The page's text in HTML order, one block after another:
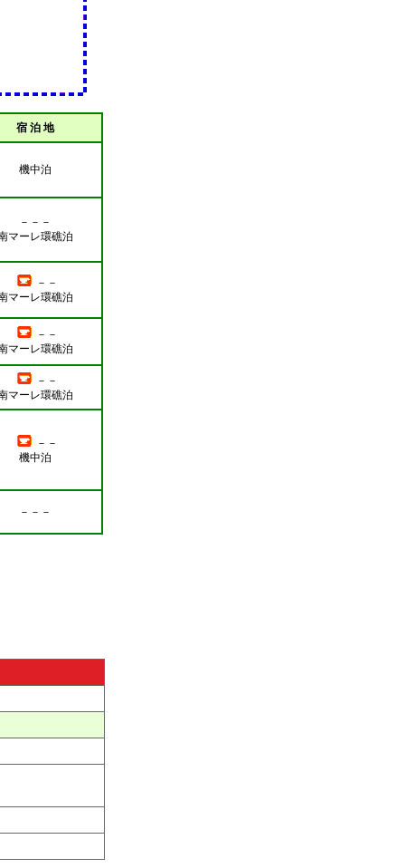
宿 泊 地
機中泊
－－－
マーレ環礁泊
－－
マーレ環礁泊
－－
マーレ環礁泊
－－
マーレ環礁泊
－－
機中泊
－－－